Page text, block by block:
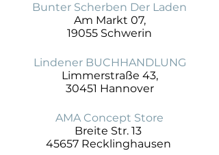
Bunter Scherben Der Laden
Am Markt 07,
19055 Schwerin
Lindener BUCHHANDLUNG
Limmerstraße 43,
30451 Hannover
AMA Concept Store
Breite Str. 13
45657 Recklinghausen